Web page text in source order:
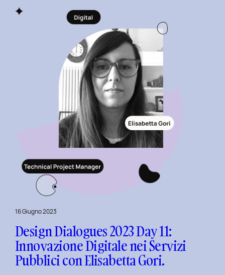
Innovazione
e
Sostenibilità
nel
Fashion
E-
commerce
al
Politecnico
di
Torino
16 Giugno 2023
Design Dialogues 2023 Day 11:
Innovazione Digitale nei Servizi
Pubblici con Elisabetta Gori.